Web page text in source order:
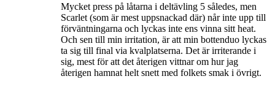
Mycket press på låtarna i deltävling 5 således, men
Scarlet (som är mest uppsnackad där) når inte upp till
förväntningarna och lyckas inte ens vinna sitt heat.
Och sen till min irritation, är att min bottenduo lyckas
ta sig till final via kvalplatserna. Det är irriterande i
sig, mest för att det återigen vittnar om hur jag
återigen hamnat helt snett med folkets smak i övrigt.